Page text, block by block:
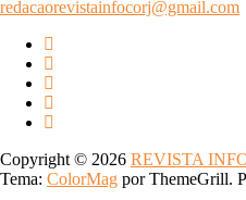
redacaorevistainfocorj@gmail.com
Copyright © 2026 REVISTA
Tema: ColorMag por ThemeGrill.